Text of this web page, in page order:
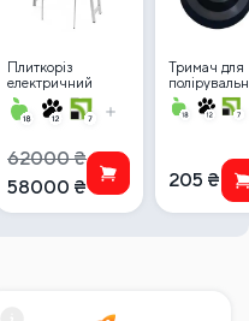
Плиткоріз
електричний
SHIJING (9033)
SJZ-ZD 1200, з
62000₴
58000 ₴
Тримач для
кругів
NOVQO
205 ₴